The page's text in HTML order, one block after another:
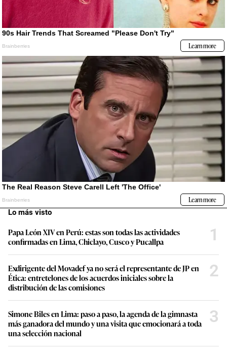
Lo más visto
Papa León XIV en Perú: estas son todas las actividades
confirmadas en Lima, Chiclayo, Cusco y Pucallpa
1
Exdirigente del Movadef ya no será el representante de JP en
Ética: entretelones de los acuerdos iniciales sobre la
distribución de las comisiones
2
Simone Biles en Lima: paso a paso, la agenda de la gimnasta
más ganadora del mundo y una visita que emocionará a toda
una selección nacional
3